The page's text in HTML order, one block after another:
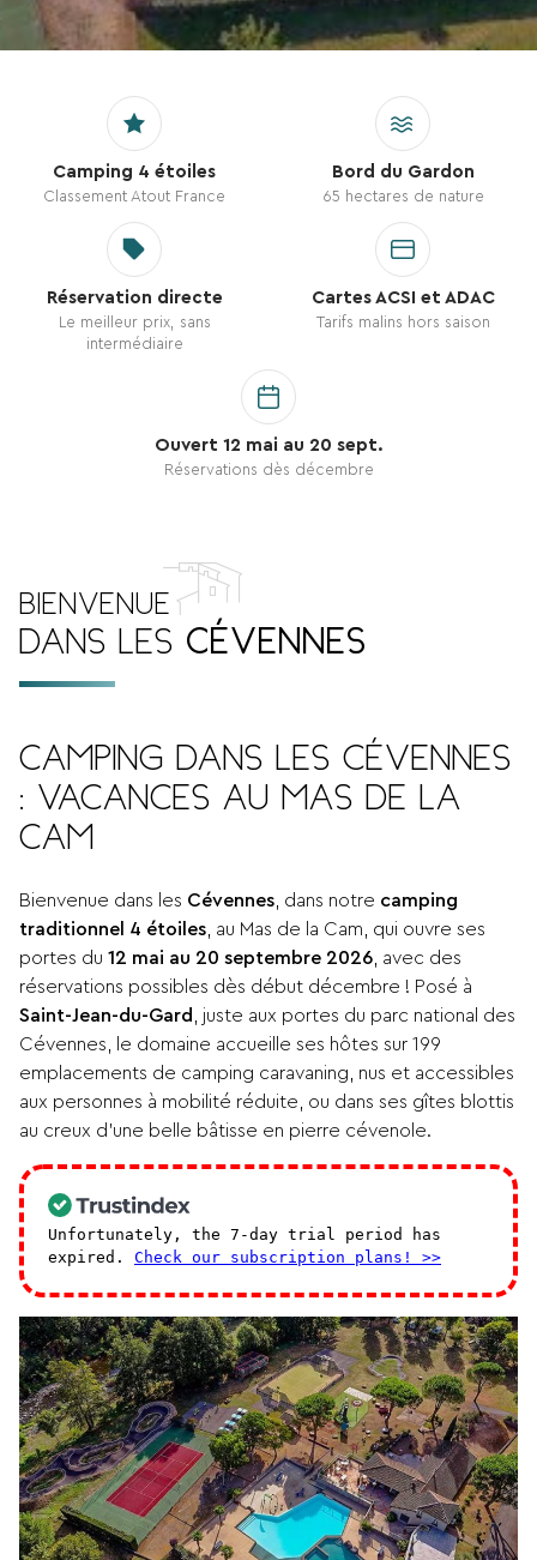
Camping 4 étoiles
Classement Atout France
Bord du Gardon
65 hectares de nature
Réservation directe
Le meilleur prix, sans
intermédiaire
Cartes ACSI et ADAC
Tarifs malins hors saison
Ouvert 12 mai au 20 sept.
Réservations dès décembre
BIENVENUE
DANS LES CÉVENNES
CAMPING DANS LES CÉVENNES
: VACANCES AU MAS DE LA
CAM
Bienvenue dans les Cévennes , dans notre camping
traditionnel 4 étoiles , au Mas de la Cam, qui ouvre ses
portes du 12 mai au 20 septembre 2026 , avec des
réservations possibles dès début décembre ! Posé à
Saint-Jean-du-Gard
, juste aux portes du parc national des
Cévennes, le domaine accueille ses hôtes sur 199
emplacements de camping caravaning, nus et accessibles
aux personnes à mobilité réduite, ou dans ses gîtes blottis
au creux d’une belle bâtisse en pierre cévenole.
Unfortunately, the 7-day trial period has
expired. Check our subscription plans! >>